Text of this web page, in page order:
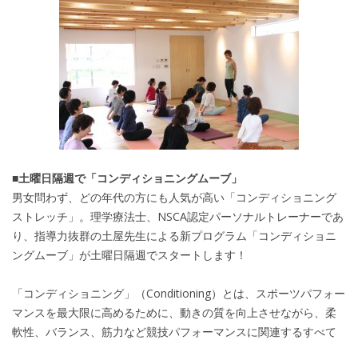
■土曜日隔週で「コンディショニングムーブ」
男女問わず、どの年代の方にも人気が高い「コンディショニング
ストレッチ」。理学療法士、NSCA認定パーソナルトレーナーであ
り、指導力抜群の土屋先生による新プログラム「コンディショニ
ングムーブ」が土曜日隔週でスタートします！
「コンディショニング」（Conditioning）とは、スポーツパフォー
マンスを最大限に高めるために、動きの質を向上させながら、柔
軟性、バランス、筋力など競技パフォーマンスに関連するすべて